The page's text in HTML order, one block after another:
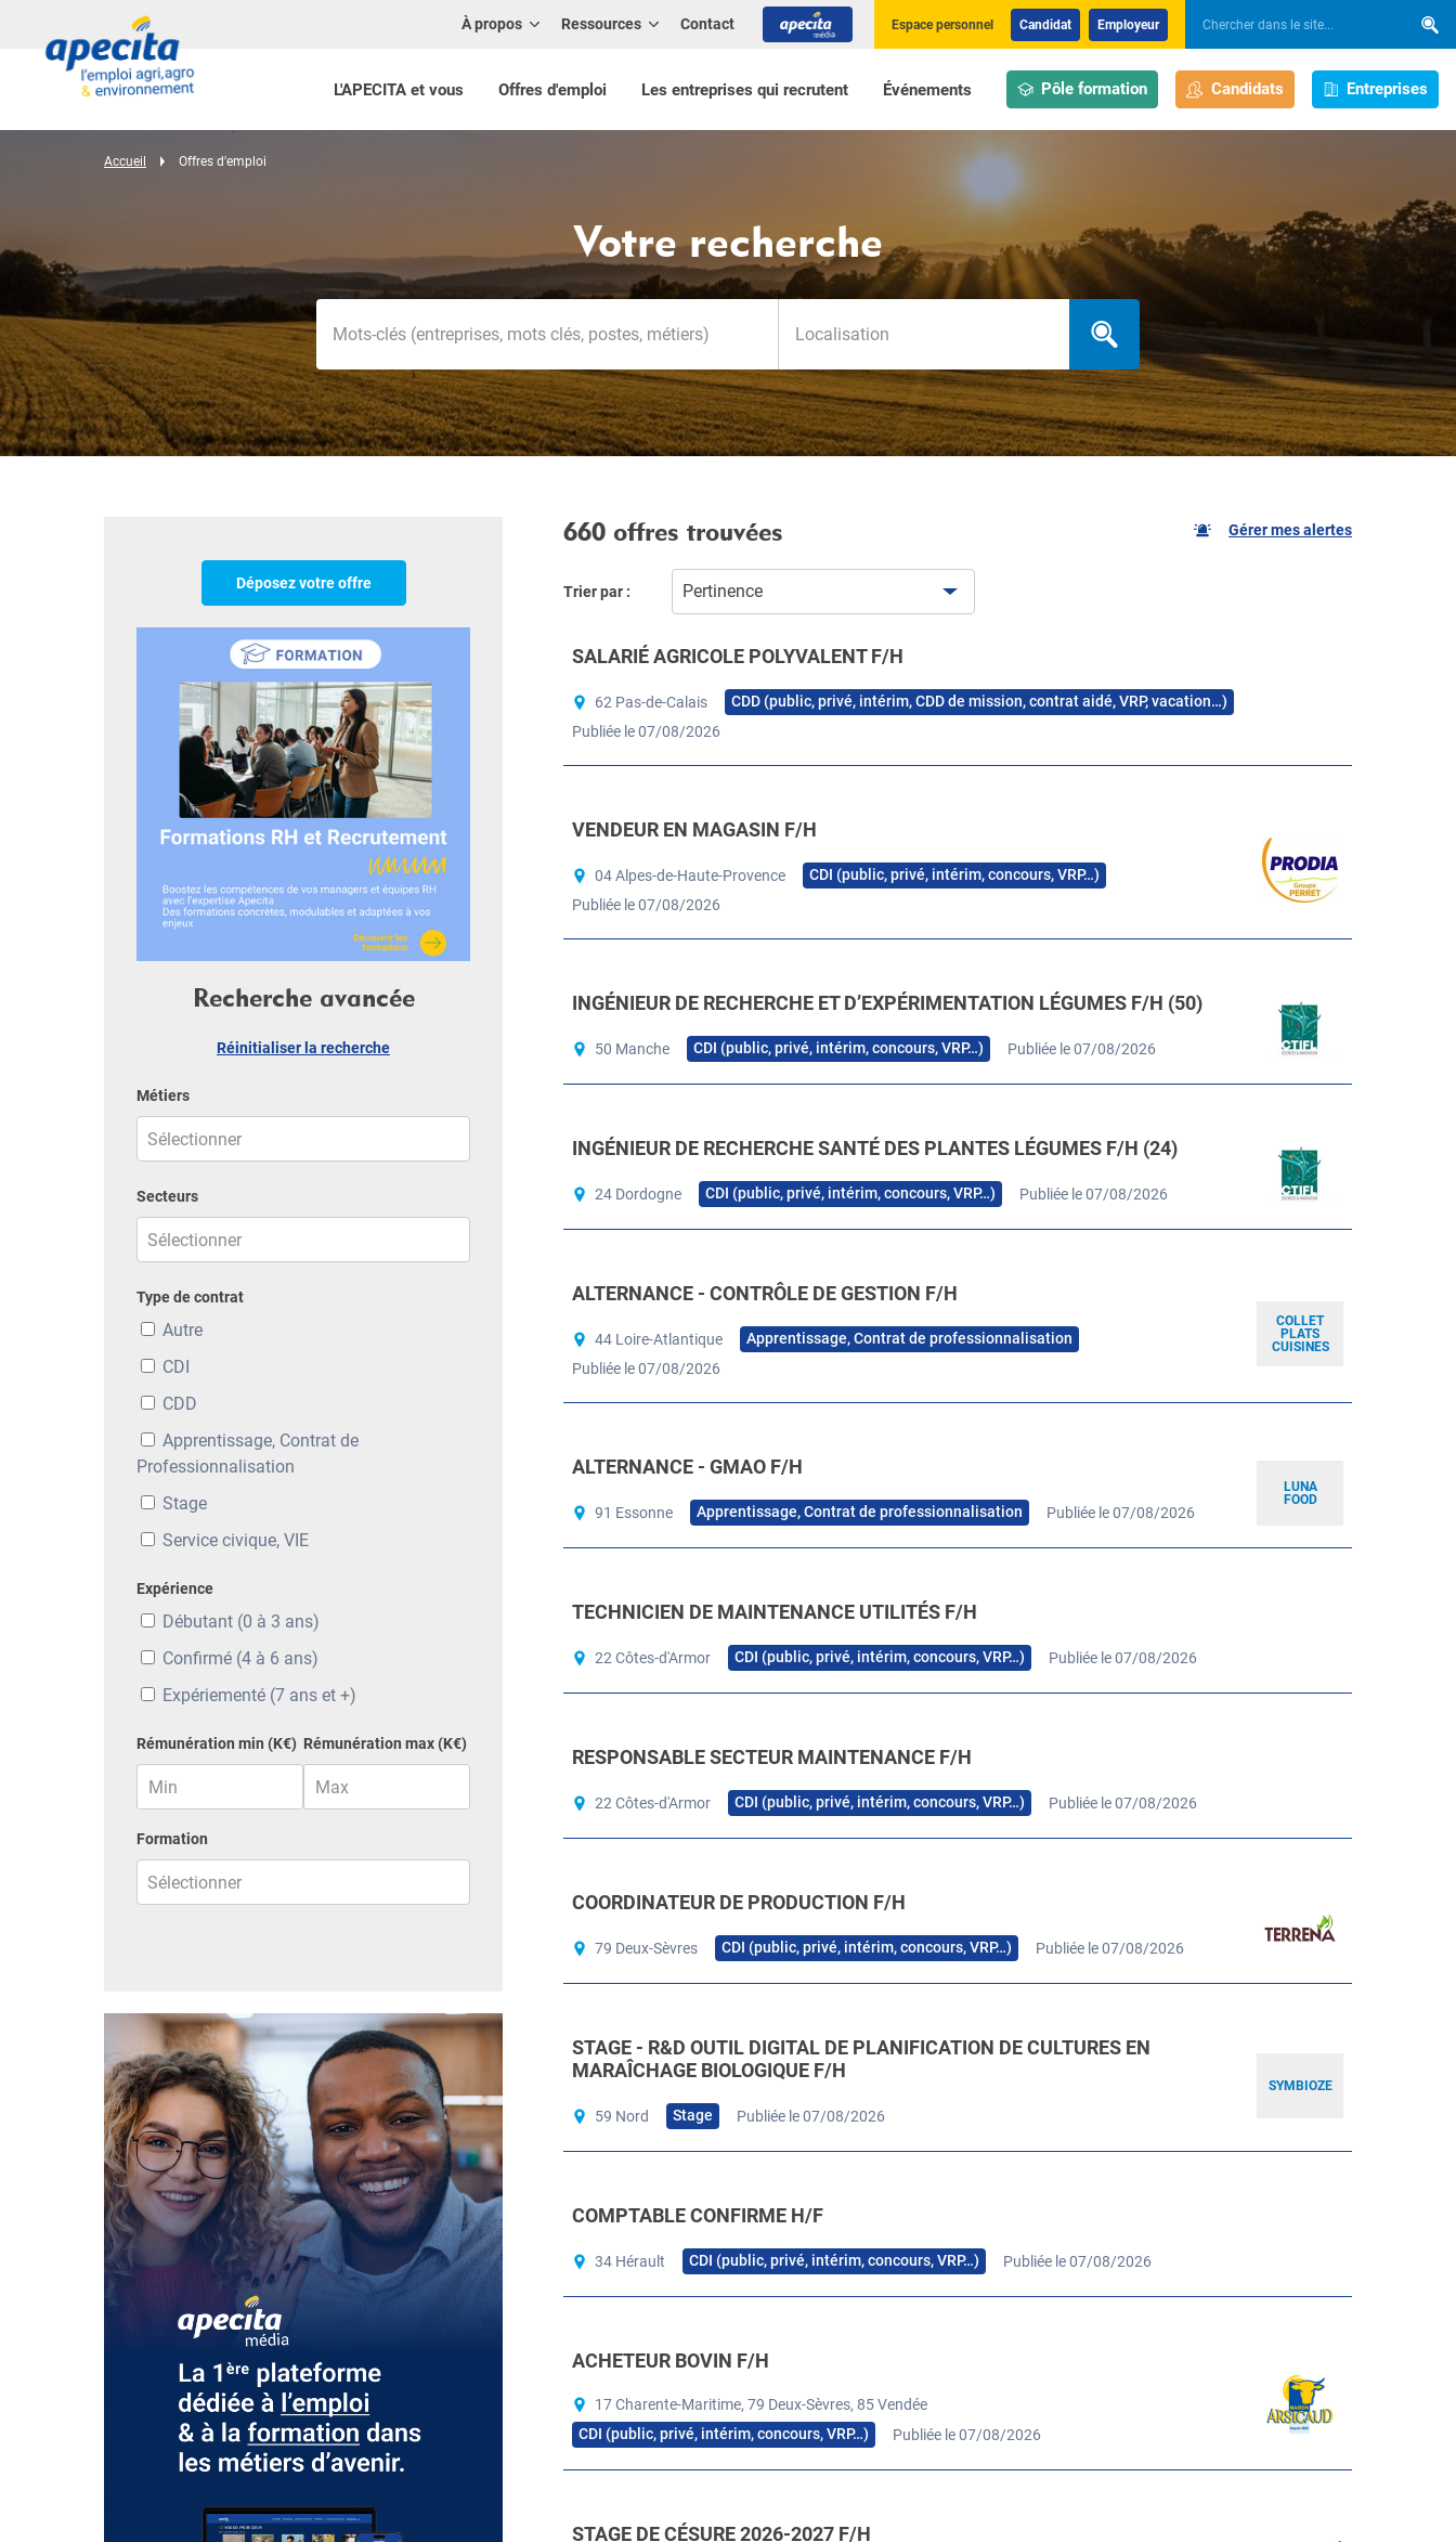
L'APECITA et vous Offres d'emploi Les entreprises qui recrutent Événements Pôle formation Candidats Entreprises
À propos Ressources Contact Espace personnel Candidat Employeur
Accueil Offres d'emploi
Votre recherche
Déposez votre offre
Recherche avancée
Réinitialiser la recherche
Métiers
Secteurs
Type de contrat
Autre
CDI
CDD
Apprentissage, Contrat de
Professionnalisation
Stage
Service civique, VIE
Expérience
Débutant (0 à 3 ans)
Confirmé (4 à 6 ans)
Expériementé (7 ans et +)
Rémunération min (K€) Rémunération max (K€)
Formation
660 offres trouvées Gérer mes alertes
Trier par : Pertinence
SALARIÉ AGRICOLE POLYVALENT F/H
62 Pas-de-Calais
CDD (public, privé, intérim, CDD de mission, contrat aidé, VRP, vacation…)
Publiée le 07/08/2026
VENDEUR EN MAGASIN F/H
04 Alpes-de-Haute-Provence
CDI (public, privé, intérim, concours, VRP…)
Publiée le 07/08/2026
INGÉNIEUR DE RECHERCHE ET D’EXPÉRIMENTATION LÉGUMES F/H (50)
50 Manche CDI (public, privé, intérim, concours, VRP…) Publiée le 07/08/2026
INGÉNIEUR DE RECHERCHE SANTÉ DES PLANTES LÉGUMES F/H (24)
24 Dordogne CDI (public, privé, intérim, concours, VRP…) Publiée le 07/08/2026
COLLET
PLATS
CUISINES
ALTERNANCE - CONTRÔLE DE GESTION F/H
44 Loire-Atlantique
Apprentissage, Contrat de professionnalisation
Publiée le 07/08/2026
LUNA
FOOD
ALTERNANCE - GMAO F/H
91 Essonne Apprentissage, Contrat de professionnalisation Publiée le 07/08/2026
TECHNICIEN DE MAINTENANCE UTILITÉS F/H
22 Côtes-d'Armor CDI (public, privé, intérim, concours, VRP…) Publiée le 07/08/2026
RESPONSABLE SECTEUR MAINTENANCE F/H
22 Côtes-d'Armor CDI (public, privé, intérim, concours, VRP…) Publiée le 07/08/2026
COORDINATEUR DE PRODUCTION F/H
79 Deux-Sèvres CDI (public, privé, intérim, concours, VRP…) Publiée le 07/08/2026
SYMBIOZE
STAGE - R&D OUTIL DIGITAL DE PLANIFICATION DE CULTURES EN
MARAÎCHAGE BIOLOGIQUE F/H
59 Nord Stage Publiée le 07/08/2026
COMPTABLE CONFIRME H/F
34 Hérault CDI (public, privé, intérim, concours, VRP…) Publiée le 07/08/2026
ACHETEUR BOVIN F/H
17 Charente-Maritime, 79 Deux-Sèvres, 85 Vendée
CDI (public, privé, intérim, concours, VRP…)
Publiée le 07/08/2026
STAGE DE CÉSURE 2026-2027 F/H